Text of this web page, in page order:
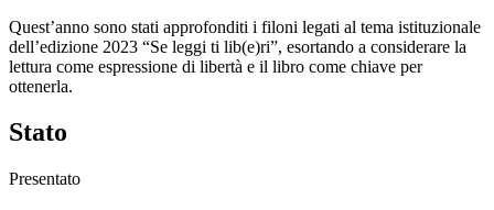
Quest’anno sono stati approfonditi i filoni legati al tema istituzionale
dell’edizione 2023 “Se leggi ti lib(e)ri”, esortando a considerare la
lettura come espressione di libertà e il libro come chiave per
ottenerla.
Stato
Presentato